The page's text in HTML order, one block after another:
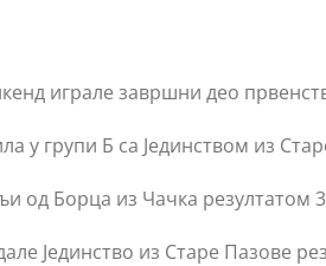
играле завршни део
у групи Б са Јединством из
од Борца из Чачка резултатом
Јединство из Старе Пазове